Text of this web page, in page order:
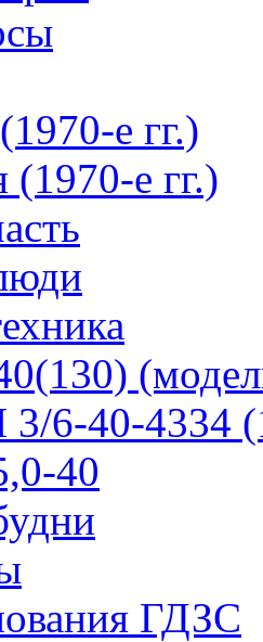
е гг.)
е гг.)
6-40-4334
40
ГДЗС